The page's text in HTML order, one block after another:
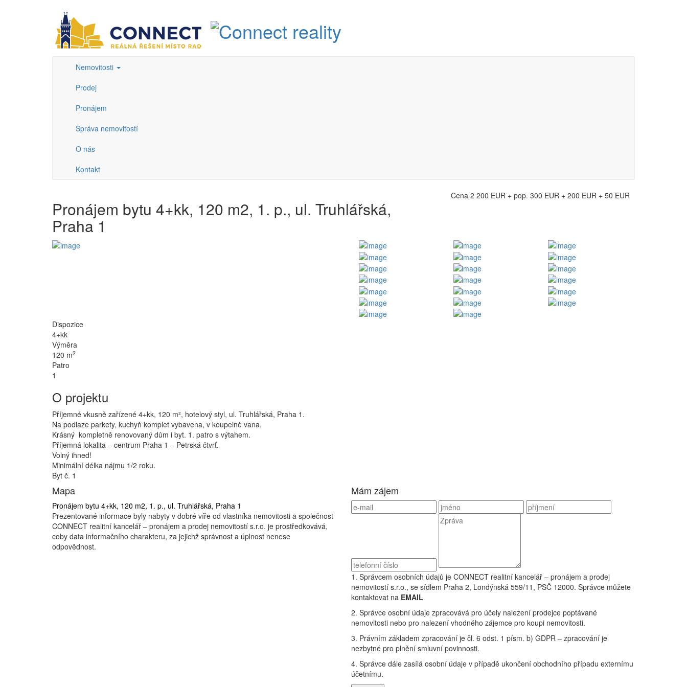
Nemovitosti
Prodej
Pronájem
Správa nemovitostí
O nás
Kontakt
Pronájem bytu 4+kk, 120 m2, 1. p., ul. Truhlářská,
Praha 1
Cena 2 200 EUR + pop. 300 EUR + 200 EUR + 50 EUR
Dispozice
4+kk
Výměra
120 m2
Patro
1
O projektu
Příjemné vkusně zařízené 4+kk, 120 m², hotelový styl, ul. Truhlářská, Praha 1.
Na podlaze parkety, kuchyň komplet vybavena, v koupelně vana.
Krásný kompletně renovovaný dům i byt. 1. patro s výtahem.
Příjemná lokalita – centrum Praha 1 – Petrská čtvrť.
Volný ihned!
Minimální délka nájmu 1/2 roku.
Byt č. 1
Mapa
Pronájem bytu 4+kk, 120 m2, 1. p., ul. Truhlářská, Praha 1
Prezentované informace byly nabyty v dobré víře od vlastníka nemovitosti a společnost
CONNECT realitní kancelář – pronájem a prodej nemovitostí s.r.o. je prostředkovává,
coby data informačního charakteru, za jejichž správnost a úplnost nenese
odpovědnost.
Mám zájem
1. Správcem osobních údajů je CONNECT realitní kancelář – pronájem a prodej
nemovitostí s.r.o., se sídlem Praha 2, Londýnská 559/11, PSČ 12000. Správce můžete
kontaktovat na EMAIL
2. Správce osobní údaje zpracovává pro účely nalezení prodejce poptávané
nemovitosti nebo pro nalezení vhodného zájemce pro koupi nemovitosti.
3. Právním základem zpracování je čl. 6 odst. 1 písm. b) GDPR – zpracování je
nezbytné pro plnění smluvní povinnosti.
4. Správce dále zasílá osobní údaje v případě ukončení obchodního případu externímu
účetnímu.